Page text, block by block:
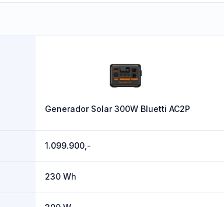
Generador Solar 300W Bluetti AC2P
1.099.900,-
230 Wh